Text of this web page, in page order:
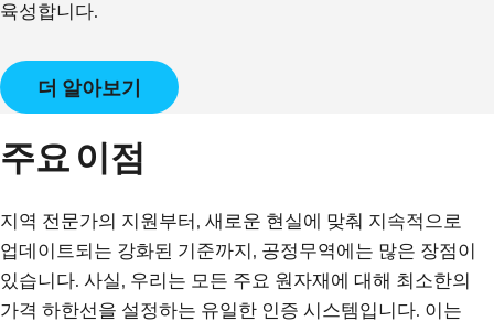
육성합니다.
더 알아보기
주요 이점
지역 전문가의 지원부터, 새로운 현실에 맞춰 지속적으로
업데이트되는 강화된 기준까지, 공정무역에는 많은 장점이
있습니다. 사실, 우리는 모든 주요 원자재에 대해 최소한의
가격 하한선을 설정하는 유일한 인증 시스템입니다. 이는